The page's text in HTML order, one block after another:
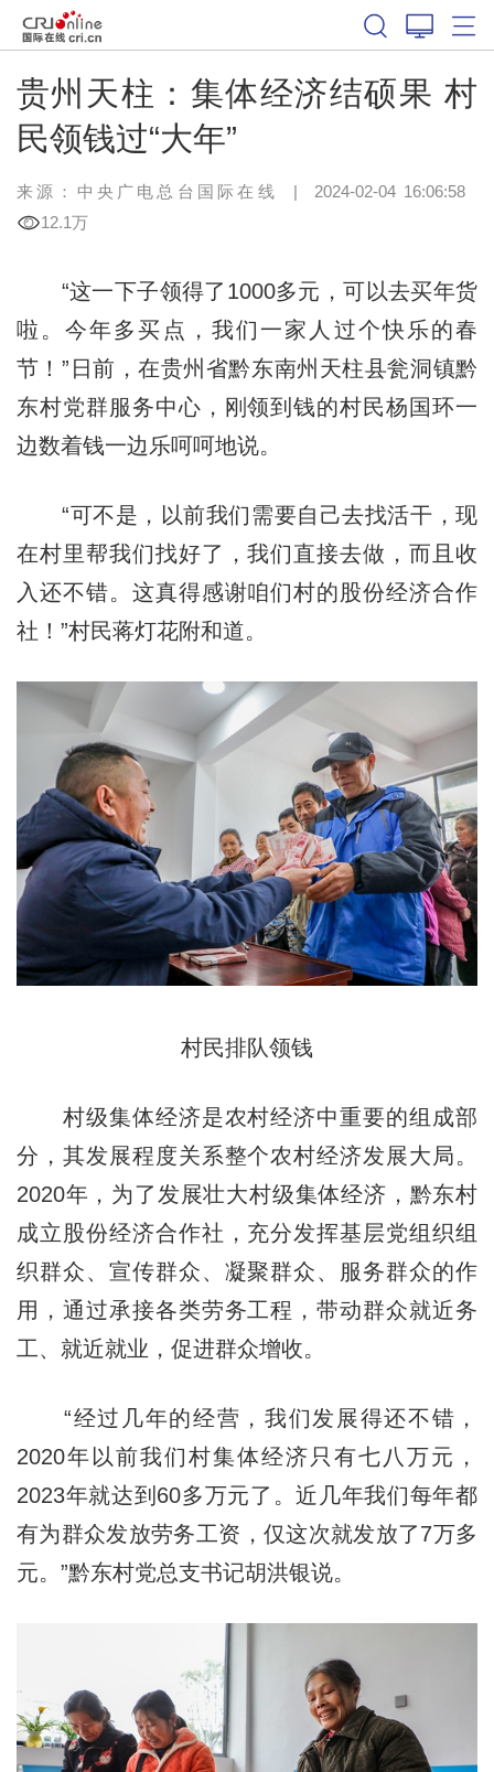
贵州天柱：集体经济结硕果 村
民领钱过“大年”
来源：中央广电总台国际在线 | 2024-02-04 16:06:58
12.1万
“这一下子领得了1000多元，可以去买年货
啦。今年多买点，我们一家人过个快乐的春
节！”日前，在贵州省黔东南州天柱县瓮洞镇黔
东村党群服务中心，刚领到钱的村民杨国环一
边数着钱一边乐呵呵地说。
“可不是，以前我们需要自己去找活干，现
在村里帮我们找好了，我们直接去做，而且收
入还不错。这真得感谢咱们村的股份经济合作
社！”村民蒋灯花附和道。
村民排队领钱
村级集体经济是农村经济中重要的组成部
分，其发展程度关系整个农村经济发展大局。
2020年，为了发展壮大村级集体经济，黔东村
成立股份经济合作社，充分发挥基层党组织组
织群众、宣传群众、凝聚群众、服务群众的作
用，通过承接各类劳务工程，带动群众就近务
工、就近就业，促进群众增收。
“经过几年的经营，我们发展得还不错，
2020年以前我们村集体经济只有七八万元，
2023年就达到60多万元了。近几年我们每年都
有为群众发放劳务工资，仅这次就发放了7万多
元。”黔东村党总支书记胡洪银说。